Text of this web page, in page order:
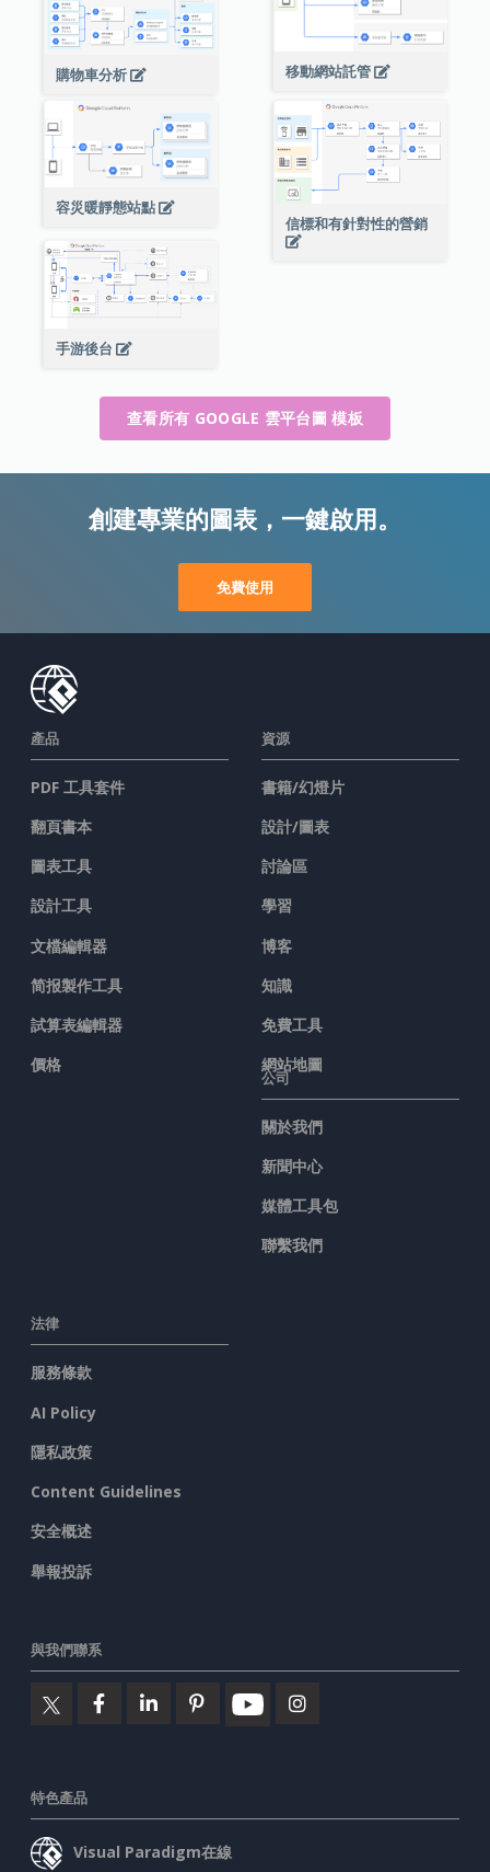
移動網站託管
購物車分析
容災暖靜態站點
信標和有針對性的營銷
手游後台
查看所有 GOOGLE 雲平台圖 模板
創建專業的圖表，一鍵啟用。
免費使用
產品
PDF 工具套件
翻頁書本
圖表工具
設計工具
文檔編輯器
简报製作工具
試算表編輯器
價格
資源
書籍/幻燈片
設計/圖表
討論區
學習
博客
知識
免費工具
網站地圖
公司
關於我們
新聞中心
媒體工具包
聯繫我們
法律
服務條款
AI Policy
隱私政策
Content Guidelines
安全概述
舉報投訴
與我們聯系
特色產品
Visual Paradigm在線